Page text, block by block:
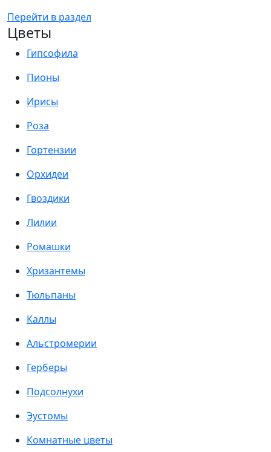
Перейти в раздел
Цветы
Гипсофила
Пионы
Ирисы
Роза
Гортензии
Орхидеи
Гвоздики
Лилии
Ромашки
Хризантемы
Тюльпаны
Каллы
Альстромерии
Герберы
Подсолнухи
Эустомы
Комнатные цветы